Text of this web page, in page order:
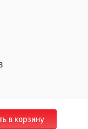
в корзину